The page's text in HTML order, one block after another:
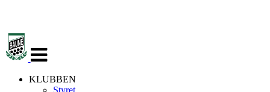
navigasjon
KLUBBEN
Styret